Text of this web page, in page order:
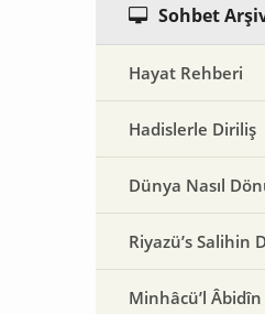
Sohbet
Hayat Rehberi
Hadislerle Diriliş
Dünya Nasıl
Riyazü’s Salihin
Minhâcü’l